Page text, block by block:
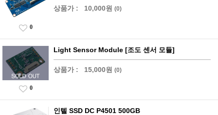
상품가 : 10,000원 (0)
0
Light Sensor Module [조도 센서 모듈]
상품가 : 15,000원 (0)
0
인텔 SSD DC P4501 500GB